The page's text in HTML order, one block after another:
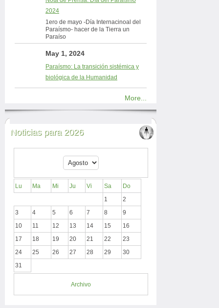
2024
1ero de mayo -Día Internacinoal del
Paraísmo- hacer de la Tierra un
Paraíso
May 1, 2024
Paraísmo: La transición sistémica y
biológica de la Humanidad
More...
Noticias para 2026
Lu Ma Mi Ju Vi Sa
Do
1
2
3
4 5 6 7 8
9
10
11 12 13 14 15
16
17
18 19 20 21 22
23
24
25 26 27 28 29
30
31
Archivo